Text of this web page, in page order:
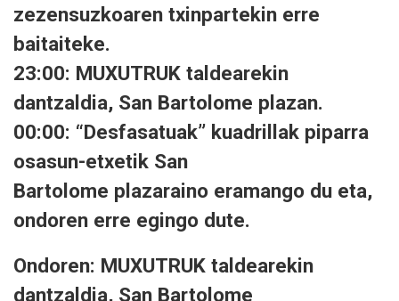
zezensuzkoaren txinpartekin erre
baitaiteke.
23:00: MUXUTRUK taldearekin
dantzaldia, San Bartolome plazan.
00:00: “Desfasatuak” kuadrillak piparra
osasun-etxetik San
Bartolome plazaraino eramango du eta,
ondoren erre egingo dute.
Ondoren: MUXUTRUK taldearekin
dantzaldia, San Bartolome